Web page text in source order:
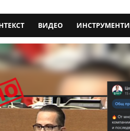
ВИДЕО ИНСТРУМЕНТИ